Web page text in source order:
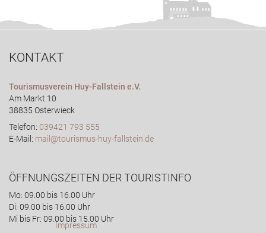
KONTAKT
Tourismusverein Huy-Fallstein e.V.
Am Markt 10
38835 Osterwieck
Telefon: 039421 793 555
E-Mail: mail@tourismus-huy-fallstein.de
ÖFFNUNGSZEITEN DER TOURISTINFO
Mo: 09.00 bis 16.00 Uhr
Di: 09.00 bis 16.00 Uhr
Mi bis Fr: 09.00 bis 15.00 Uhr
Impressum